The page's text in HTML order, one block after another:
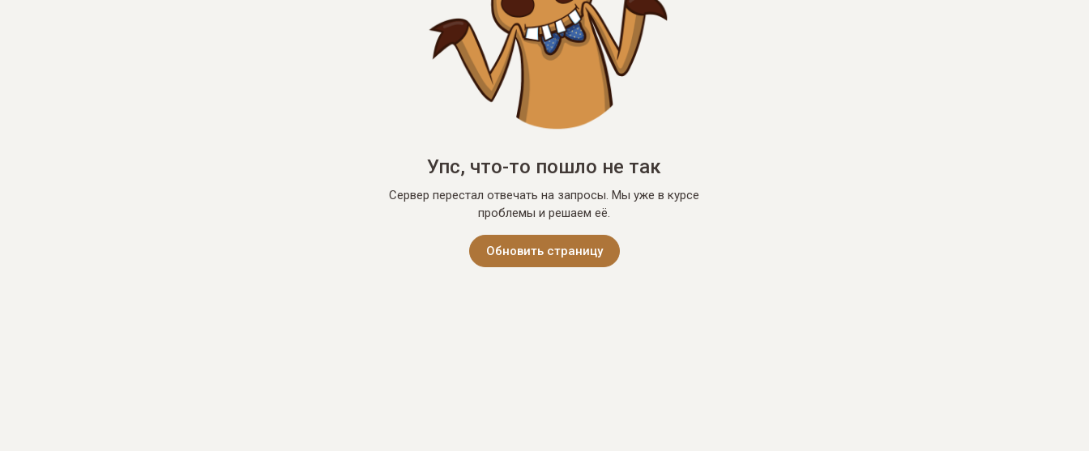
Упс, что-то пошло не так
Сервер перестал отвечать на запросы. Мы уже в курсе
проблемы и решаем её.
Обновить страницу